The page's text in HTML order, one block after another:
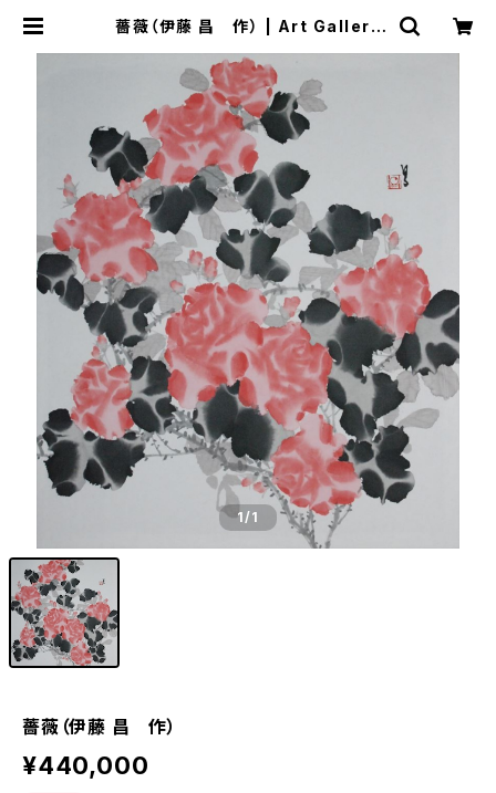
薔薇（伊藤 昌 作） | Art Gallery
1/1
薔薇（伊藤 昌 作）
¥440,000